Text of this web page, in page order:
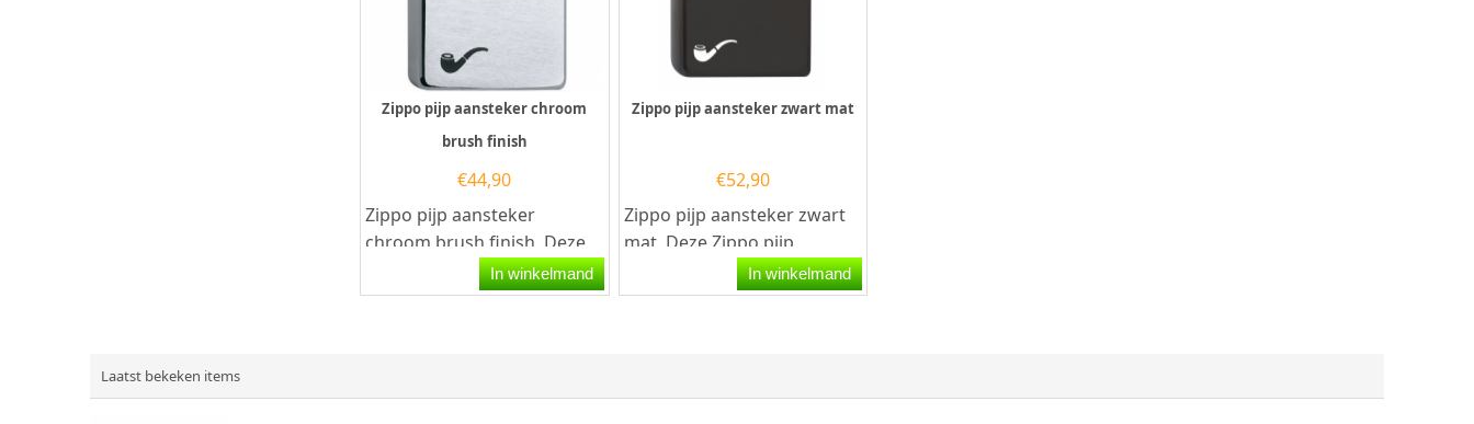
Zippo pijp aansteker chroom
brush finish
€44,90
Zippo pijp aansteker
chroom brush finish. Deze
Zippo pijp aansteker heeft
een geborsteld zilveren...
In winkelmand
Zippo pijp aansteker zwart mat
€52,90
Zippo pijp aansteker zwart
mat. Deze Zippo pijp
aansteker heeft een mat
zwarte afwerking over...
In winkelmand
Laatst bekeken items